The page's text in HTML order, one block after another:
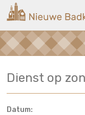
naar
inhoud
Nieuwe
Badkapel
op
Dienst op
Datum: